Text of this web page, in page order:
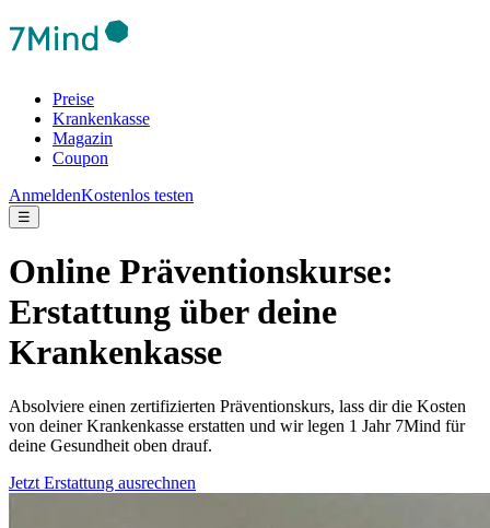
Preise
Krankenkasse
Magazin
Coupon
AnmeldenKostenlos testen
☰
Online Präventionskurse:
Erstattung über deine
Krankenkasse
Absolviere einen zertifizierten Präventionskurs, lass dir die Kosten
von deiner Krankenkasse erstatten und wir legen 1 Jahr 7Mind für
deine Gesundheit oben drauf.
Jetzt Erstattung ausrechnen